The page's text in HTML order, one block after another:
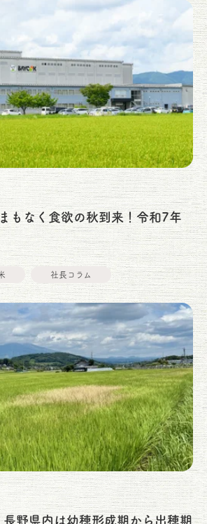
もなく食欲の秋到来！令和7年
社長コラム
野県内は幼穂形成期から出穂期